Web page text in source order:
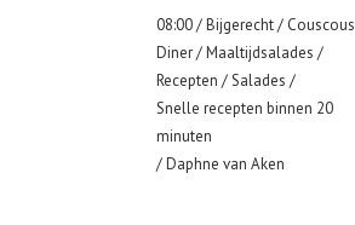
08:00 /Bijgerecht/ Couscous
Diner/Maaltijdsalades /
Recepten /Salades /
Snelle recepten binnen 20
minuten
/ Daphne van Aken